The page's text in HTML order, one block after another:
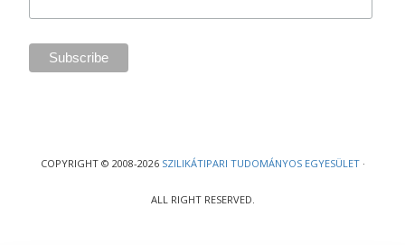
COPYRIGHT © 2008-2026 SZILIKÁTIPARI TUDOMÁNYOS EGYESÜLET·
ALL RIGHT RESERVED.